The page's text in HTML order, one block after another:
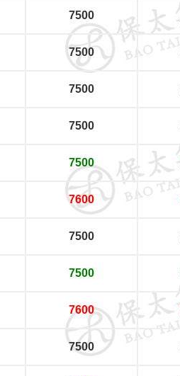
7500
7500
7500
7500
7500
7600
7500
7500
7600
7500